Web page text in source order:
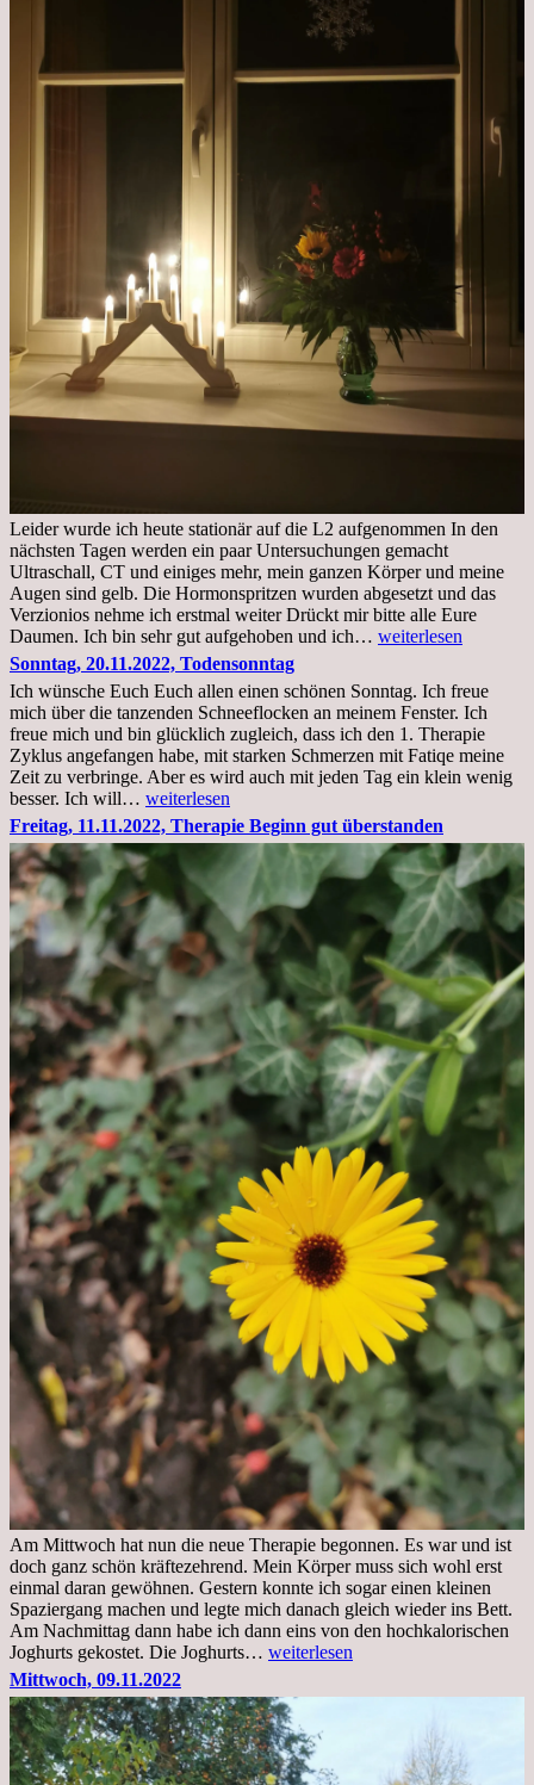
Leider wurde ich heute stationär auf die L2 aufgenommen In den
nächsten Tagen werden ein paar Untersuchungen gemacht
Ultraschall, CT und einiges mehr, mein ganzen Körper und meine
Augen sind gelb. Die Hormonspritzen wurden abgesetzt und das
Verzionios nehme ich erstmal weiter Drückt mir bitte alle Eure
Daumen. Ich bin sehr gut aufgehoben und ich… Mittwoch.
Krankenhaus
stationär
weiterlesen
Sonntag, 20.11.2022, Todensonntag
Ich wünsche Euch Euch allen einen schönen Sonntag. Ich freue
mich über die tanzenden Schneeflocken an meinem Fenster. Ich
freue mich und bin glücklich zugleich, dass ich den 1. Therapie
Zyklus angefangen habe, mit starken Schmerzen mit Fatiqe meine
Zeit zu verbringe. Aber es wird auch mit jeden Tag ein klein wenig
besser. Ich will… Sonntag,
20.11.2022,
Todensonntag
weiterlesen
Freitag, 11.11.2022, Therapie Beginn gut überstanden
Am Mittwoch hat nun die neue Therapie begonnen. Es war und ist
doch ganz schön kräftezehrend. Mein Körper muss sich wohl erst
einmal daran gewöhnen. Gestern konnte ich sogar einen kleinen
Spaziergang machen und legte mich danach gleich wieder ins Bett.
Am Nachmittag dann habe ich dann eins von den hochkalorischen
Joghurts gekostet. Die Joghurts… Freitag,
Therapie
Beginn
gut
überstanden
weiterlesen
Mittwoch, 09.11.2022